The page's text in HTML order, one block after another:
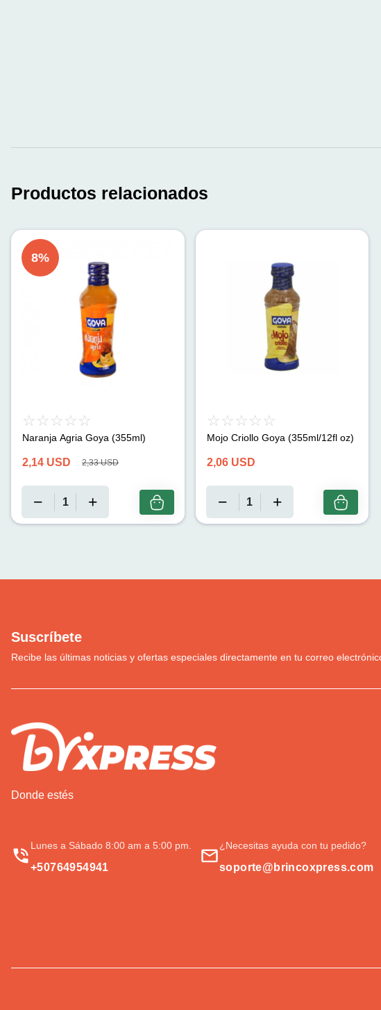
Productos relacionados
8%
Naranja Agria Goya (355ml)
2,14 USD 2,33 USD
Mojo Criollo Goya (355ml/12fl oz)
2,06 USD
Suscríbete
Recibe las últimas noticias y ofertas especiales directamente en tu correo
Donde estés
Lunes a Sábado 8:00 am a 5:00 pm.
+50764954941
¿Necesitas ayuda con tu pedido?
soporte@brincoxpress.com